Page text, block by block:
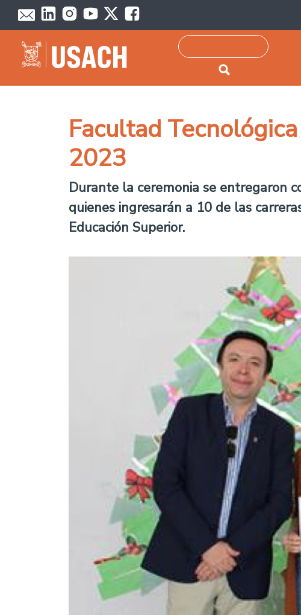
Passar para o conteúdo principal
Pesquisar
Facultad
2023
Durante la ceremonia se entregaron
quienes ingresarán a 10 de las
Educación Superior.